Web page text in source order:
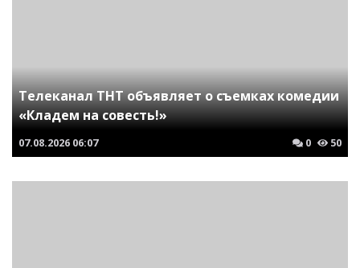
Телеканал ТНТ объявляет о съемках комедии
«Кладем на совесть!»
07.08.2026 06:07 0 50